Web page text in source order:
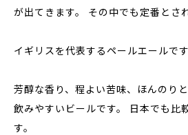
が出てきます。 その中でも定番とさ
イギリスを代表するペールエールです
芳醇な香り、程よい苦味、ほんのり
飲みやすいビールです。 日本でも比
す。